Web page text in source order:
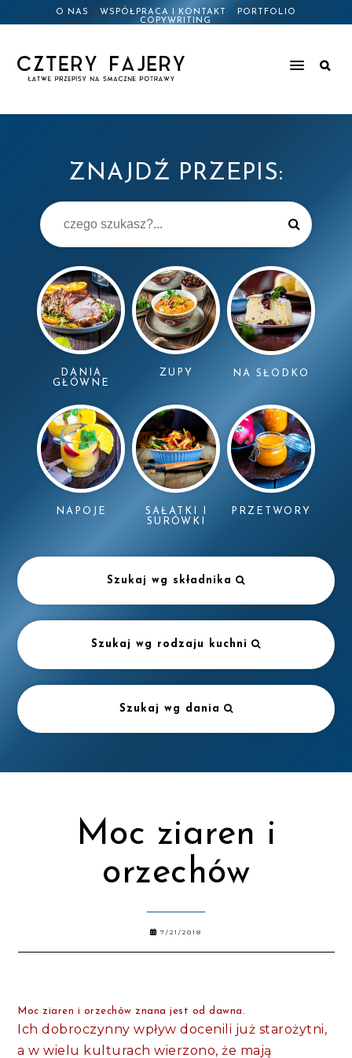
O NAS WSPÓŁPRACA I KONTAKT
PORTFOLIO
COPYWRITING
ZNAJDŹ PRZEPIS:
DANIA
GŁÓWNE
ZUPY NA SŁODKO
NAPOJE
SAŁATKI I
SURÓWKI
PRZETWORY
Szukaj wg składnika
Szukaj wg rodzaju kuchni
Szukaj wg dania
Moc ziaren i
orzechów
7/21/2018
Moc ziaren i orzechów znana jest od dawna.
Ich dobroczynny wpływ docenili już starożytni,
a w wielu kulturach wierzono, że mają